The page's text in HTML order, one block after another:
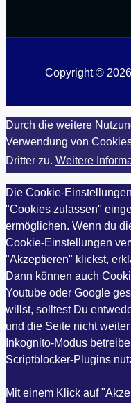
Copyright ©
Durch die weitere
Verwendung von
Dritter zu. Weitere
Die Cookie-
"Cookies zulassen"
ermöglichen. Wenn du
Cookie-Einstellungen
"Akzeptieren" klickst,
Dann können auch
Youtube oder Google
willst, solltest Du
und die Seite nicht
Inkognito-Modus
Scriptblocker-Plugins
Mit einem Klick auf